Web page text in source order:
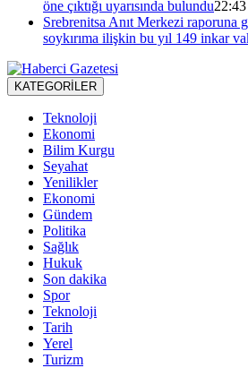
öne çıktığı uyarısında bulundu22:43
Srebrenitsa Anıt Merkezi raporuna
soykırıma ilişkin bu yıl 149 inkar
KATEGORİLER
Teknoloji
Ekonomi
Bilim Kurgu
Seyahat
Yenilikler
Ekonomi
Gündem
Politika
Sağlık
Hukuk
Son dakika
Spor
Teknoloji
Tarih
Yerel
Turizm